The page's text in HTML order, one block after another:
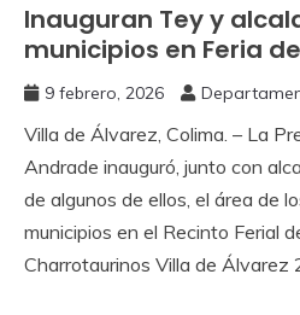
‎Inauguran Tey y
municipios en Feria
9 febrero, 2026
Villa de Álvarez, Colima. – La
Andrade inauguró, junto con
de algunos de ellos, el área de
municipios en el Recinto Ferial
Charrotaurinos Villa de Álvarez